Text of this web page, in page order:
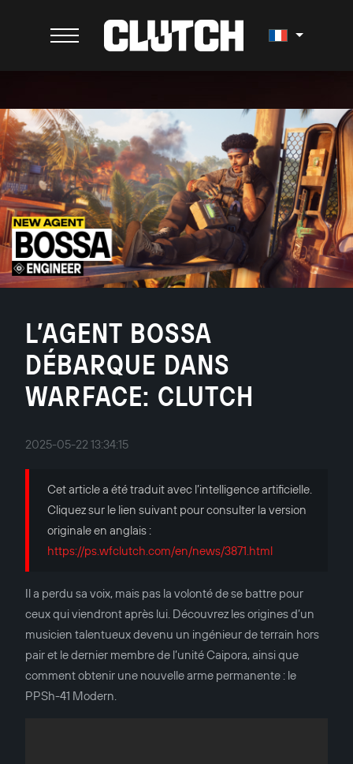
L’AGENT BOSSA
DÉBARQUE DANS
WARFACE: CLUTCH
2025-05-22 13:34:15
Cet article a été traduit avec l’intelligence artificielle.
Cliquez sur le lien suivant pour consulter la version
originale en anglais :
https://ps.wfclutch.com/en/news/3871.html
Il a perdu sa voix, mais pas la volonté de se battre pour
ceux qui viendront après lui. Découvrez les origines d’un
musicien talentueux devenu un ingénieur de terrain hors
pair et le dernier membre de l’unité Caipora, ainsi que
comment obtenir une nouvelle arme permanente : le
PPSh-41 Modern.